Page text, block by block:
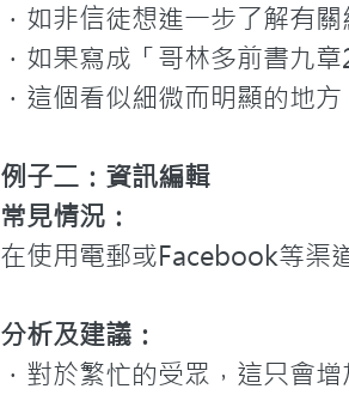
．如非信徒想進一步了解有
．如果寫成「哥林多前書九
．這個看似細微而明顯的地
例子二：資訊編輯
常見情況：
在使用電郵或Facebook等渠
分析及建議：
．對於繁忙的受眾，這只會